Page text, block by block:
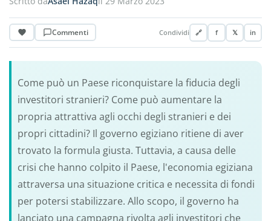
Commenti Condividi 🔗 f 𝕏 in
Come può un Paese riconquistare la fiducia degli
investitori stranieri? Come può aumentare la
propria attrattiva agli occhi degli stranieri e dei
propri cittadini? Il governo egiziano ritiene di aver
trovato la formula giusta. Tuttavia, a causa delle
crisi che hanno colpito il Paese, l'economia egiziana
attraversa una situazione critica e necessita di fondi
per potersi stabilizzare. Allo scopo, il governo ha
lanciato una campagna rivolta agli investitori che